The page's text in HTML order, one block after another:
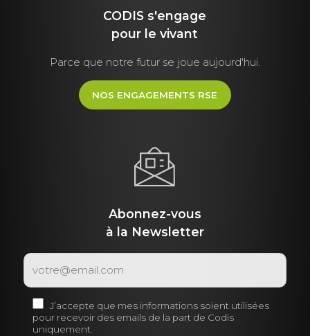
CODIS s'engage
pour le vivant
Parce que notre futur se joue aujourd'hui.
NOS ENGAGEMENTS RSE
Abonnez-vous
à la Newsletter
J’accepte que mes informations soient utilisées
pour recevoir des emails de la part de Codis
uniquement.